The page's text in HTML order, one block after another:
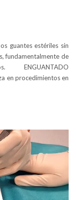
guantes estériles sin
fundamentalmente de
ENGUANTADO
en procedimientos en